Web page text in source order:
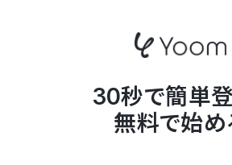
30秒で簡単登
無料で始め